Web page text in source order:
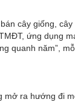
cây giống,
ứng dụng
quanh năm”,
mở ra hướng đi